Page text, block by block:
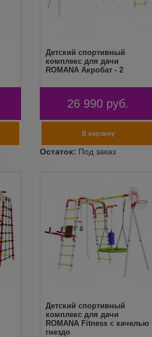
Детский спортивный
комплекс для дачи
ROMANA Акробат - 2
26 990 руб.
Детский спортивный
комплекс для дачи
ROMANA Fitness с качелью
гнездо